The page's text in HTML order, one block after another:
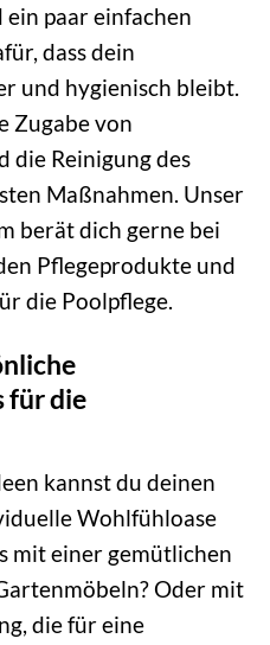
paar einfachen
dass dein
und hygienisch bleibt.
Zugabe von
die Reinigung des
Maßnahmen. Unser
berät dich gerne bei
Pflegeprodukte und
die Poolpflege.
für die
kannst du deinen
Wohlfühloase
mit einer gemütlichen
Oder mit
die für eine